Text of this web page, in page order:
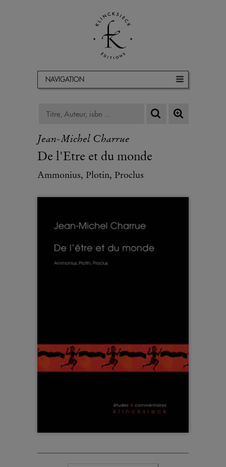
NAVIGATION
Jean-Michel Charrue
De l'Etre et du monde
Ammonius, Plotin, Proclus